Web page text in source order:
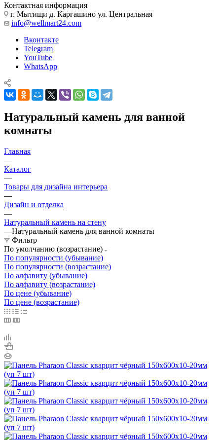
Контактная информация
г. Мытищи д. Каргашино ул. Центральная
info@wellmart24.com
Вконтакте
Telegram
YouTube
WhatsApp
Натуральный камень для ванной
комнаты
Главная
—
Каталог
—
Товары для дизайна интерьера
—
Дизайн и отделка
—
Натуральный камень на стену
—Натуральный камень для ванной комнаты
Фильтр
По умолчанию (возрастание)
По популярности (убывание)
По популярности (возрастание)
По алфавиту (убывание)
По алфавиту (возрастание)
По цене (убывание)
По цене (возрастание)